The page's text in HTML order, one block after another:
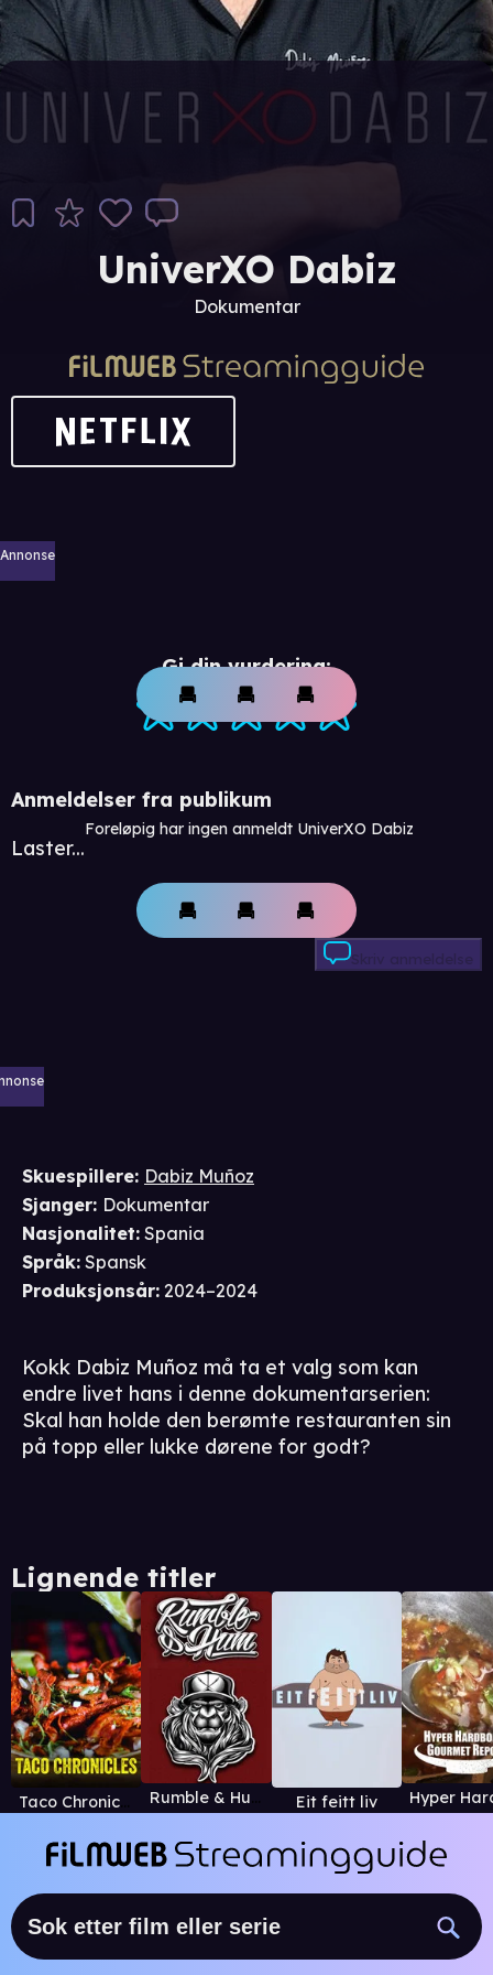
UniverXO Dabiz
Dokumentar
Annonse
Gi din vurdering:
Anmeldelser fra publikum
Laster...
Foreløpig har ingen anmeldt UniverXO Dabiz
Skriv anmeldelse
Skuespillere: Dabiz Muñoz
Sjanger: Dokumentar
Nasjonalitet: Spania
Språk: Spansk
Produksjonsår: 2024–2024
Kokk Dabiz Muñoz må ta et valg som kan
endre livet hans i denne dokumentarserien:
Skal han holde den berømte restauranten sin
på topp eller lukke dørene for godt?
Lignende titler
Taco Chronicles Rumble & Hum Eit feitt liv